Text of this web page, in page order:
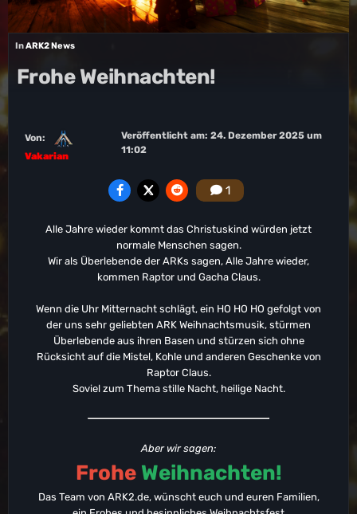
InARK2 News
Frohe Weihnachten!
Von:
Vakarian
Veröffentlicht am: 24. Dezember 2025 um
11:02
1
Alle Jahre wieder kommt das Christuskind würden jetzt
normale Menschen sagen.
Wir als Überlebende der ARKs sagen, Alle Jahre wieder,
kommen Raptor und Gacha Claus.
Wenn die Uhr Mitternacht schlägt, ein HO HO HO gefolgt von
der uns sehr geliebten ARK Weihnachtsmusik, stürmen
Überlebende aus ihren Basen und stürzen sich ohne
Rücksicht auf die Mistel, Kohle und anderen Geschenke von
Raptor Claus.
Soviel zum Thema stille Nacht, heilige Nacht.
Aber wir sagen:
Frohe Weihnachten!
Das Team von ARK2.de, wünscht euch und euren Familien,